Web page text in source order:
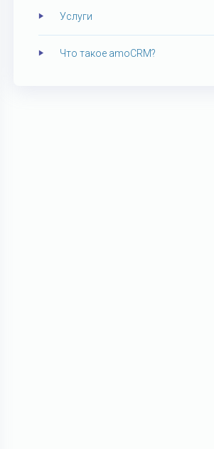
Услуги
Что такое amoCRM?